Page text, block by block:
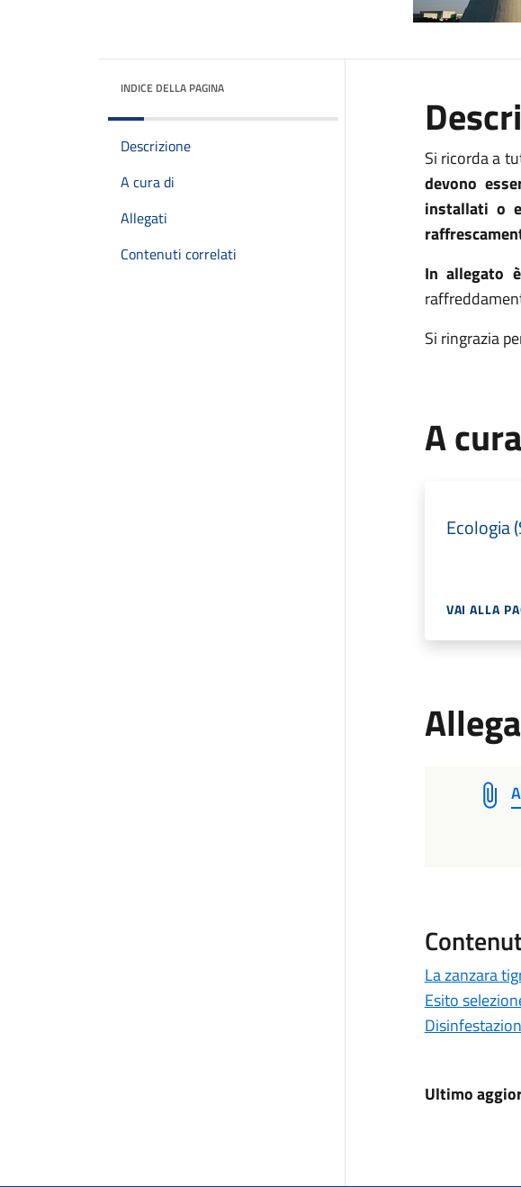
INDICE DELLA PAGINA
Descrizione
A cura di
Allegati
Contenuti correlati
Si ricorda a
devono
installati o
In allegato
Si ringrazia
A
Ecologia
VAI ALLA
La zanzara
Esito
Ultimo